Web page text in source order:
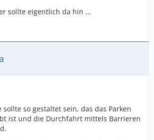
sollte eigentlich da hin ...
sollte so gestaltet sein, das das Parken
ist und die Durchfahrt mittels Barrieren